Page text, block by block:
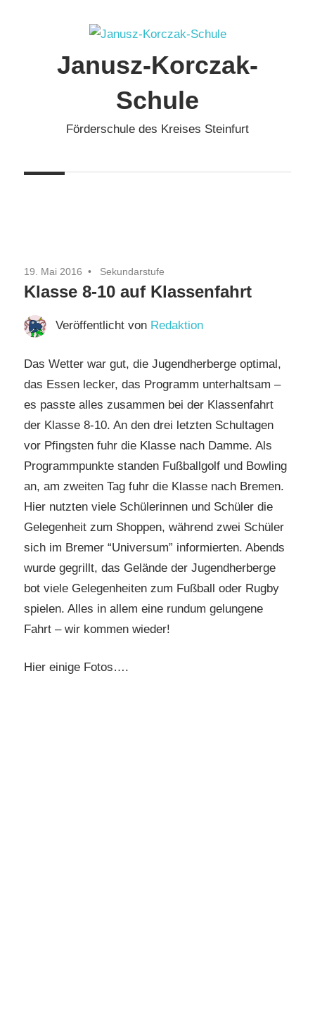
Janusz-Korczak-
Schule
Förderschule des Kreises Steinfurt
19. Mai 2016 Sekundarstufe
Klasse 8-10 auf Klassenfahrt
Veröffentlicht von Redaktion
Das Wetter war gut, die Jugendherberge optimal,
das Essen lecker, das Programm unterhaltsam –
es passte alles zusammen bei der Klassenfahrt
der Klasse 8-10. An den drei letzten Schultagen
vor Pfingsten fuhr die Klasse nach Damme. Als
Programmpunkte standen Fußballgolf und Bowling
an, am zweiten Tag fuhr die Klasse nach Bremen.
Hier nutzten viele Schülerinnen und Schüler die
Gelegenheit zum Shoppen, während zwei Schüler
sich im Bremer “Universum” informierten. Abends
wurde gegrillt, das Gelände der Jugendherberge
bot viele Gelegenheiten zum Fußball oder Rugby
spielen. Alles in allem eine rundum gelungene
Fahrt – wir kommen wieder!
Hier einige Fotos….